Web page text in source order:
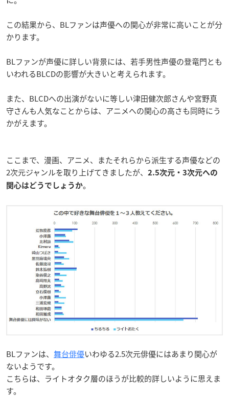
この結果から、BLファンは声優への関心が非常に高いことが分
かります。
BLファンが声優に詳しい背景には、若手男性声優の登竜門とも
いわれるBLCDの影響が大きいと考えられます。
また、BLCDへの出演がないに等しい津田健次郎さんや宮野真
守さんも人気なことからは、アニメへの関心の高さも同時にう
かがえます。
ここまで、漫画、アニメ、またそれらから派生する声優などの
2次元ジャンルを取り上げてきましたが、
2.5次元・3次元への
関心はどうでしょうか。
BLファンは、 舞台俳優いわゆる2.5次元俳優にはあまり関心が
ないようです。
こちらは、ライトオタク層のほうが比較的詳しいように思えま
す。